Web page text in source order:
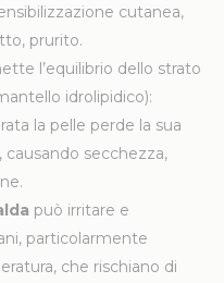
cutanea,
prurito.
l’equilibrio dello strato
idrolipidico):
la pelle perde la sua
causando secchezza,
può irritare e
particolarmente
che rischiano di